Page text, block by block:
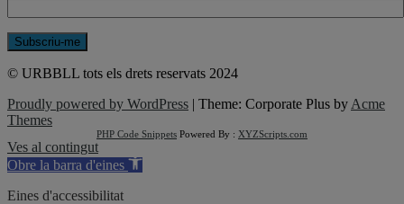
© URBBLL tots els drets reservats 2024
Proudly powered by WordPress | Theme: Corporate Plus by Acme
Themes
PHP Code Snippets Powered By : XYZScripts.com
Ves al contingut
Obre la barra d'eines
Eines d'accessibilitat